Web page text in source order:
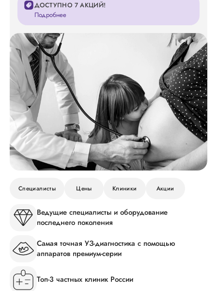
ДОСТУПНО 7 АКЦИЙ!
Подробнее
Специалисты Цены Клиники Акции
Ведущие специалисты и оборудование
последнего поколения
Самая точная УЗ-диагностика с помощью
аппаратов премиум-серии
Топ-3 частных клиник России